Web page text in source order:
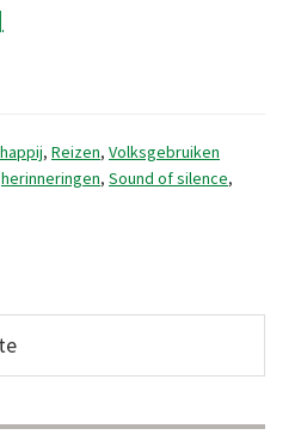
, Reizen, Volksgebruiken
herinneringen, Sound of silence,